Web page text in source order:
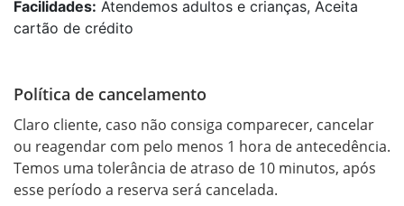
Facilidades: Atendemos adultos e crianças, Aceita
cartão de crédito
Política de cancelamento
Claro cliente, caso não consiga comparecer, cancelar
ou reagendar com pelo menos 1 hora de antecedência.
Temos uma tolerância de atraso de 10 minutos, após
esse período a reserva será cancelada.